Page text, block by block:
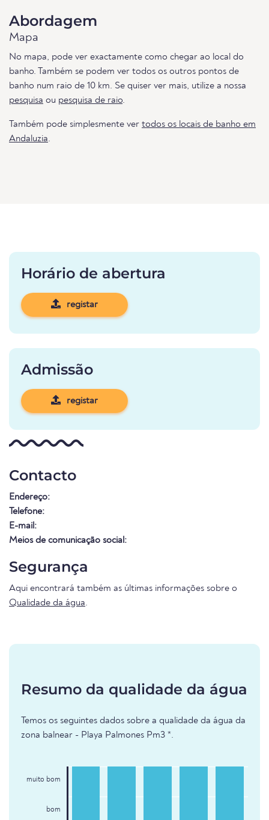
Abordagem
Mapa
No mapa, pode ver exactamente como chegar ao local do
banho. Também se podem ver todos os outros pontos de
banho num raio de 10 km. Se quiser ver mais, utilize a nossa
pesquisa ou pesquisa de raio.
Também pode simplesmente ver todos os locais de banho em
Andaluzia.
Horário de abertura
registar
Admissão
registar
Contacto
Endereço:
Telefone:
E-mail:
Meios de comunicação social:
Segurança
Aqui encontrará também as últimas informações sobre o
Qualidade da água.
Resumo da qualidade da água
Temos os seguintes dados sobre a qualidade da água da
zona balnear - Playa Palmones Pm3 *.
muito bom
bom